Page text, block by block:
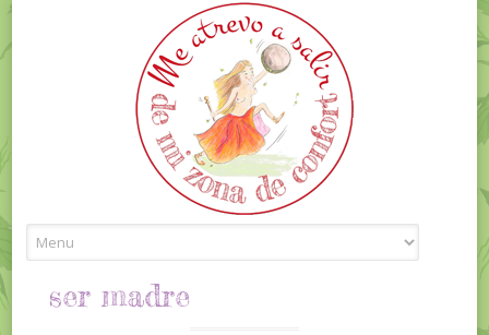
ser madre